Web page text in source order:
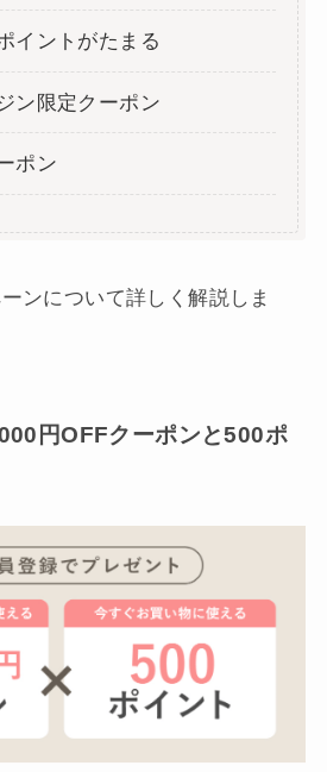
イントがたまる
ン限定クーポン
ポン
ンについて詳しく解説しま
円OFFクーポンと500ポ